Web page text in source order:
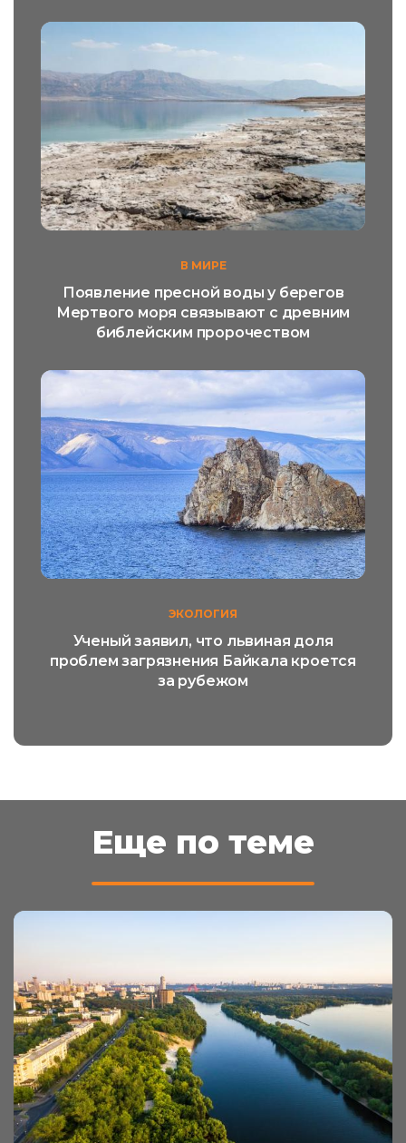
В МИРЕ
Появление пресной воды у берегов
Мертвого моря связывают с древним
библейским пророчеством
ЭКОЛОГИЯ
Ученый заявил, что львиная доля
проблем загрязнения Байкала кроется
за рубежом
Еще по теме